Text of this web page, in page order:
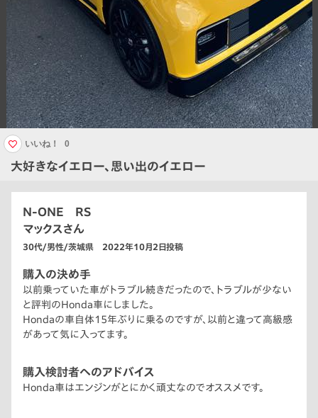
大好きなイエロー、思い出のイエロー
いいね！ 0
N-ONE RS
マックスさん
30代/男性/茨城県 2022年10月2日投稿
購入の決め手
以前乗っていた車がトラブル続きだったので、トラブルが少ない
と評判のHonda車にしました。
Hondaの車自体15年ぶりに乗るのですが、以前と違って高級感
があって気に入ってます。
購入検討者へのアドバイス
Honda車はエンジンがとにかく頑丈なのでオススメです。